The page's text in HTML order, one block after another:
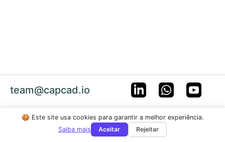
team@capcad.io
🍪 Este site usa cookies para garantir a melhor experiência.
Saiba mais
Aceitar Rejeitar